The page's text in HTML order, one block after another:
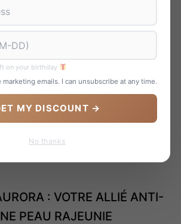
AURORA
: VOTRE ALLIÉ ANTI-
PEAU RAJEUNIE
on your birthday
marketing emails. I can unsubscribe at any time.
MY DISCOUNT →
No thanks